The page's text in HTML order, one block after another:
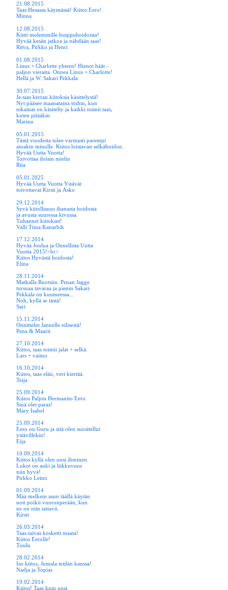
21.08.2015
Taas Hesassa käymässä! Kiitos Eero!
Minna
12.08.2015
Kiitti molemmille huippuhoidoista!
Hyvää kesän jatkoa ja nähdään taas!
Ritva, Pirkko ja Henri
01.08.2015
Linus + Charlotte yhteen! Hienot häät -
paljon vieraita. Onnea Linus + Charlotte!
Hellä ja W. Sakari Pekkala
30.07.2015
Ja taas kerran kiitoksia käsittelystä!
Nyt pääsee maanataina töihin, kun
nikamat on käsitelty ja kaikki toimii taas,
kuten pitääkin.
Marina
05.01.2015
Tästä vuodesta tulee varmasti parempi
ainakin minulle. Kiitos loistavan selkähoidon.
Hyvää Uutta Vuotta!
Toivottaa iloisin mielin
Rita
05.01.2025
Hyvää Uutta Vuotta Ystävät
toivottavat Kirsti ja Asko
29.12.2014
Syvä kiitollisuus ihanasta hoidosta
ja avusta suuressa kivussa.
Tuhannet kiitokset!
Valli Tiina Kanarbik
17.12.2014
Hyvää Joulua ja Onnellista Uutta
Vuotta 2015!<br>
Kiitos Hyvästä hoidosta!
Elina
28.11.2014
Matkalla Ruotsiin. Penan Jagge
tursuaa tavaraa ja pienin Sakari
Pekkala on kuumeessa...
Noh, kyllä se tästä!
Sari
15.11.2014
Onnittelut Jannelle eilisestä!
Pena & Maarit
27.10.2014
Kiitos, taas toimii jalat + selkä.
Lars + vaimo
16.10.2014
Kiitos, taas elän, veri kiertää.
Teija
25.09.2014
Kiitos Paljon Hermanito Eero.
Sinä olet paras!
Mary Isabel
25.09.2014
Eero on Guru ja sitä olen suositellut
ystävillekin!
Eija
10.09.2014
Kiitos kyllä olen uusi ihminen.
Lukot on auki ja liikkuvuus
niin hyvä!
Pirkko Leino
01.09.2014
Mää melkein asun täällä käytän
noit poikii vuoronperään, kun
ne on niin taitavii.
Kirsti
26.03.2014
Taas taivas kosketti maata!
Kiitos Eerolle!
Tuula
28.02.2014
Iso kiitos, Jumala teidän kanssa!
Nadja ja Topias
19.02.2014
Kiitos! Taas kuin uusi.